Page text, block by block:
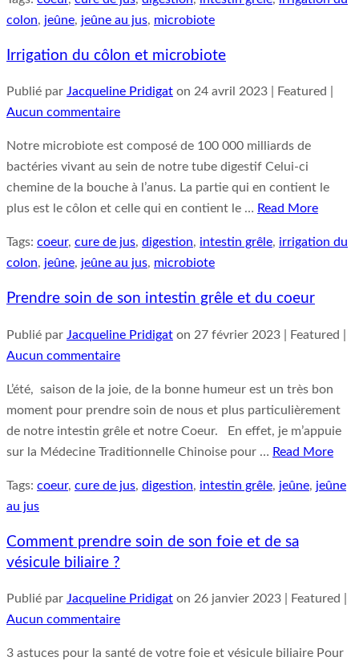
colon, jeûne, jeûne au jus, microbiote
Irrigation du côlon et microbiote
Publié par Jacqueline Pridigat on 24 avril 2023 | Featured
Aucun commentaire
Notre microbiote est composé de 100 000 milliards de
bactéries vivant au sein de notre tube digestif Celui-ci
chemine de la bouche à l’anus. La partie qui en contient le
plus est le côlon et celle qui en contient le … Read More
Tags: coeur, cure de jus, digestion, intestin grêle, irrigation du
colon, jeûne, jeûne au jus, microbiote
Prendre soin de son intestin grêle et du coeur
Publié par Jacqueline Pridigat on 27 février 2023 | Featured
Aucun commentaire
L’été, saison de la joie, de la bonne humeur est un très bon
moment pour prendre soin de nous et plus particulièrement
de notre intestin grêle et notre Coeur. En effet, je m’appuie
sur la Médecine Traditionnelle Chinoise pour … Read More
Tags: coeur, cure de jus, digestion, intestin grêle, jeûne, jeûne
au jus
Comment prendre soin de son foie et de sa
vésicule biliaire ?
Publié par Jacqueline Pridigat on 26 janvier 2023 | Featured
Aucun commentaire
3 astuces pour la santé de votre foie et vésicule biliaire Pour